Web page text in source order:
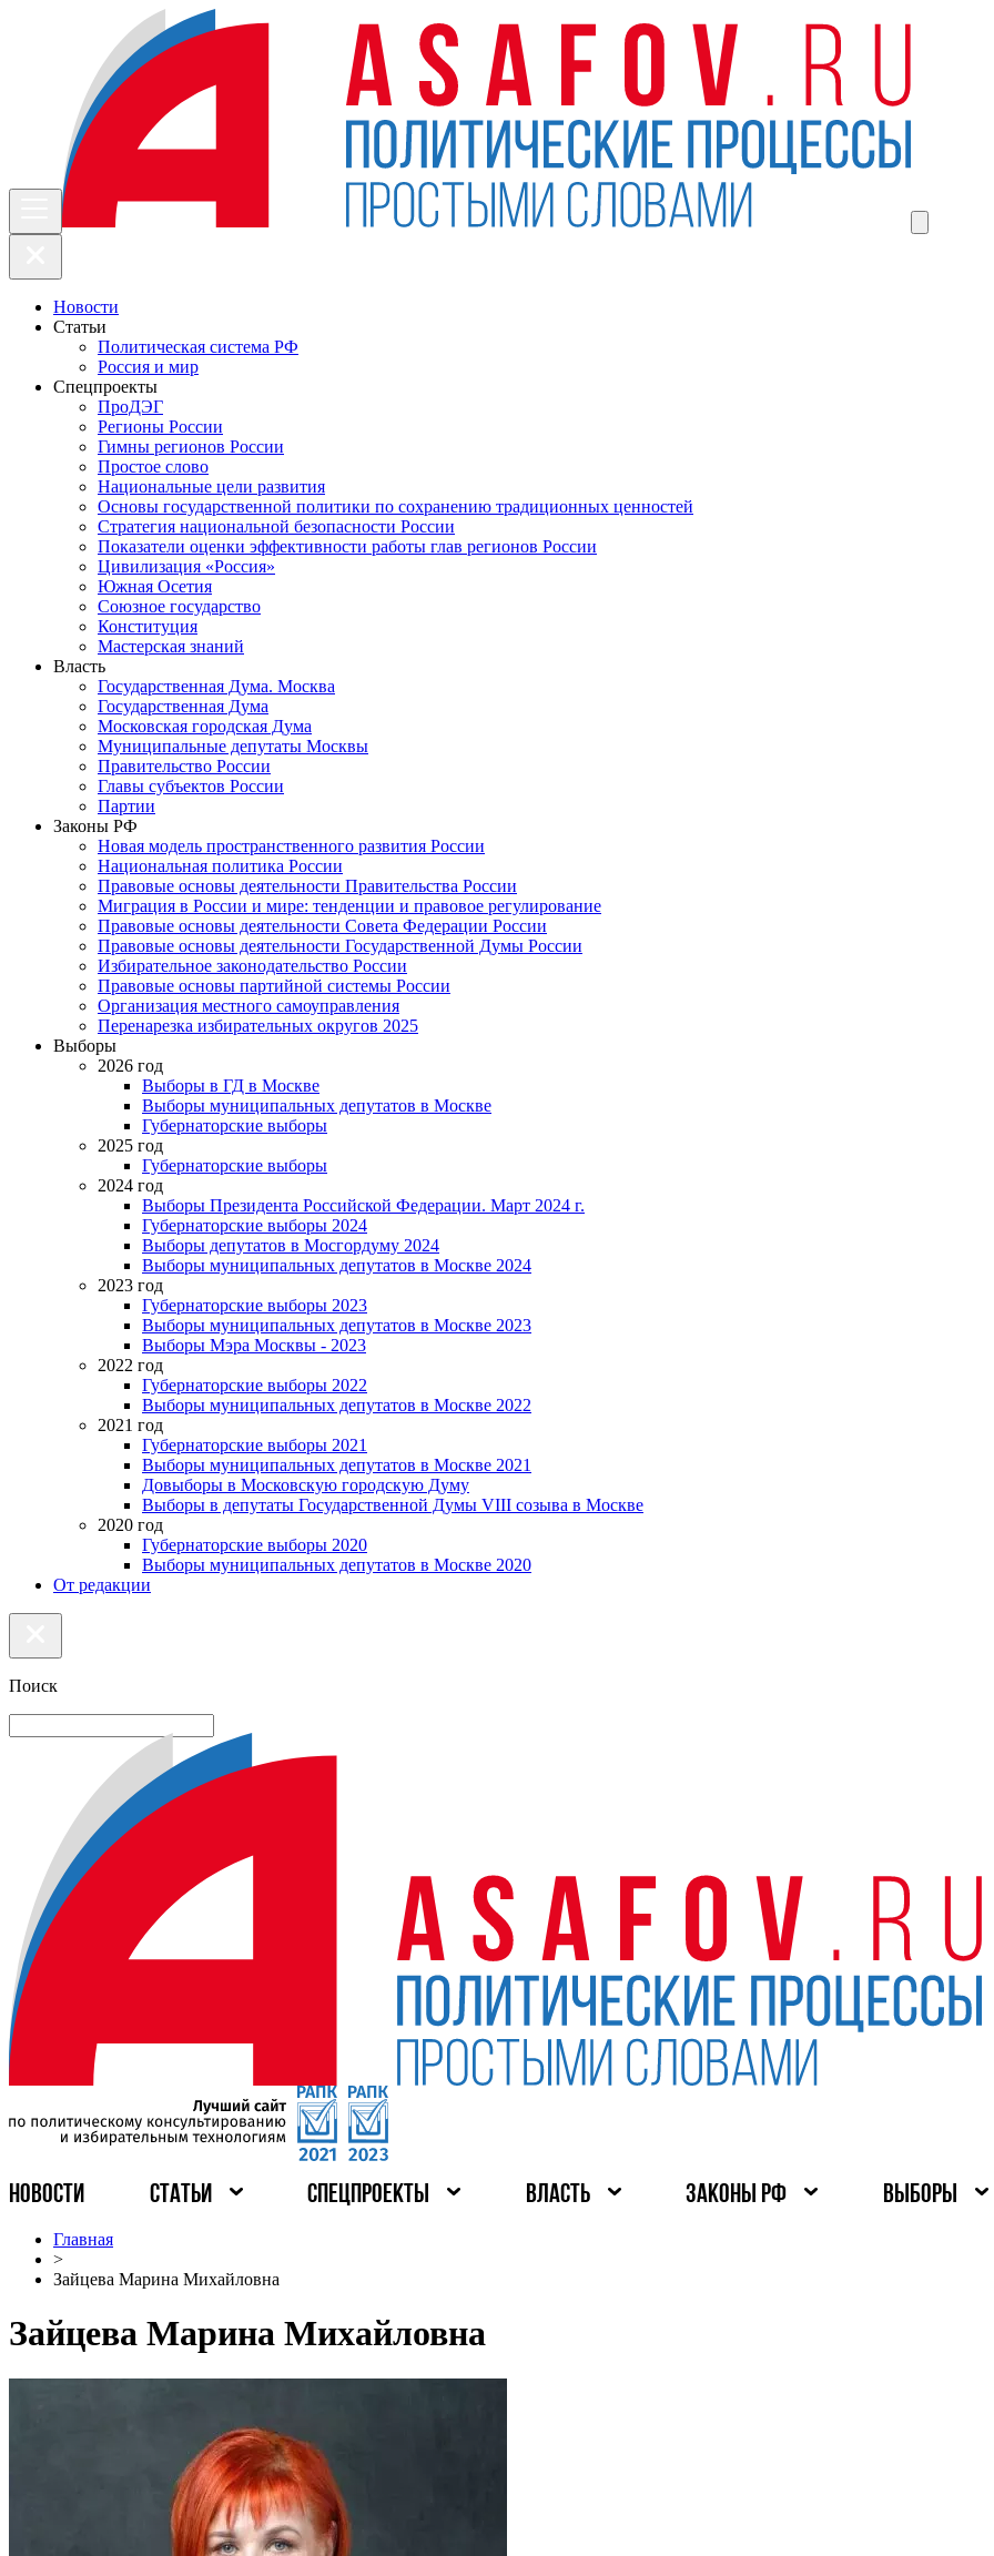
Новости
Статьи
Политическая система РФ
Россия и мир
Спецпроекты
ПроДЭГ
Регионы России
Гимны регионов России
Простое слово
Национальные цели развития
Основы государственной политики по сохранению традиционных ценностей
Стратегия национальной безопасности России
Показатели оценки эффективности работы глав регионов России
Цивилизация «Россия»
Южная Осетия
Союзное государство
Конституция
Мастерская знаний
Власть
Государственная Дума. Москва
Государственная Дума
Московская городская Дума
Муниципальные депутаты Москвы
Правительство России
Главы субъектов России
Партии
Законы РФ
Новая модель пространственного развития России
Национальная политика России
Правовые основы деятельности Правительства России
Миграция в России и мире: тенденции и правовое регулирование
Правовые основы деятельности Совета Федерации России
Правовые основы деятельности Государственной Думы России
Избирательное законодательство России
Правовые основы партийной системы России
Организация местного самоуправления
Перенарезка избирательных округов 2025
Выборы
2026 год
Выборы в ГД в Москве
Выборы муниципальных депутатов в Москве
Губернаторские выборы
2025 год
Губернаторские выборы
2024 год
Выборы Президента Российской Федерации. Март 2024 г.
Губернаторские выборы 2024
Выборы депутатов в Мосгордуму 2024
Выборы муниципальных депутатов в Москве 2024
2023 год
Губернаторские выборы 2023
Выборы муниципальных депутатов в Москве 2023
Выборы Мэра Москвы - 2023
2022 год
Губернаторские выборы 2022
Выборы муниципальных депутатов в Москве 2022
2021 год
Губернаторские выборы 2021
Выборы муниципальных депутатов в Москве 2021
Довыборы в Московскую городскую Думу
Выборы в депутаты Государственной Думы VIII созыва в Москве
2020 год
Губернаторские выборы 2020
Выборы муниципальных депутатов в Москве 2020
От редакции
Поиск
НОВОСТИ СТАТЬИ СПЕЦПРОЕКТЫ ВЛАСТЬ ЗАКОНЫ РФ ВЫБОРЫ
Главная
>
Зайцева Марина Михайловна
Зайцева Марина Михайловна